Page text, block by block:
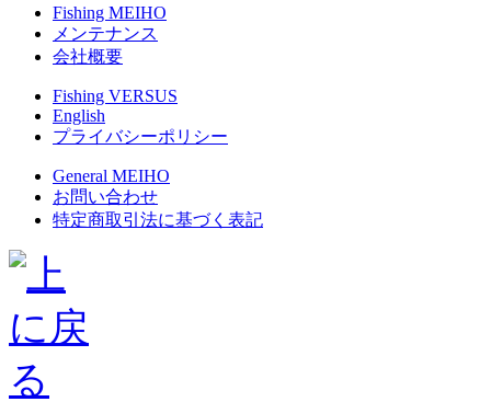
Fishing MEIHO
メンテナンス
会社概要
Fishing VERSUS
English
プライバシーポリシー
General MEIHO
お問い合わせ
特定商取引法に基づく表記